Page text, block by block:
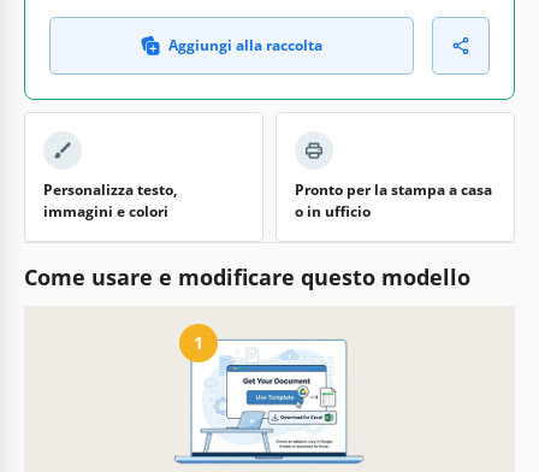
Aggiungi alla raccolta
Personalizza testo,
immagini e colori
Pronto per la stampa a casa
o in ufficio
Come usare e modificare questo modello
1